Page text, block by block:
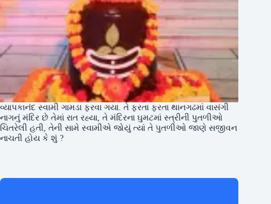
વ્યાપકાનંદ સ્વામી ગામડા ફરવા ગયા. તે ફરતા ફરતા થાનગઢમાં વાસંગી
નાગનું મંદિર છે તેમાં રાત રહ્યા, તે મંદિરના ઘુમટમાં સ્ત્રીની પુતળીઓ
ચિતરેલી હતી, તેની સામે સ્વામીએ જોયું ત્યાં તે પુતળીઓ જાણે સજીવન
નાચતી હોય કે શું ?